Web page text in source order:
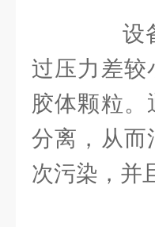
设备
过压力差较
胶体颗粒
分离，从而
次污染，并